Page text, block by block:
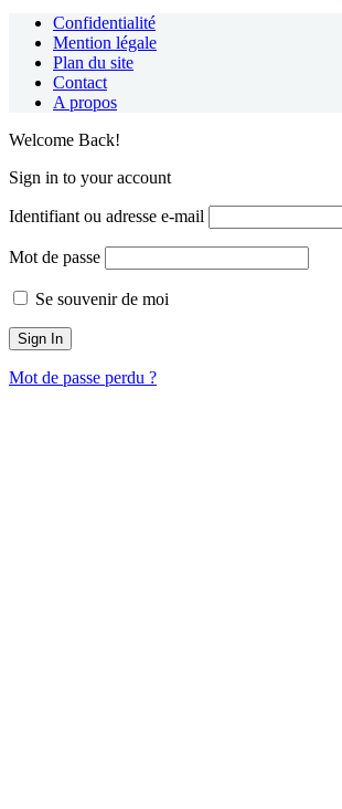
Confidentialité
Mention légale
Plan du site
Contact
A propos
Welcome Back!
Sign in to your account
Identifiant ou adresse e-mail
Mot de passe
Se souvenir de moi
Mot de passe perdu ?